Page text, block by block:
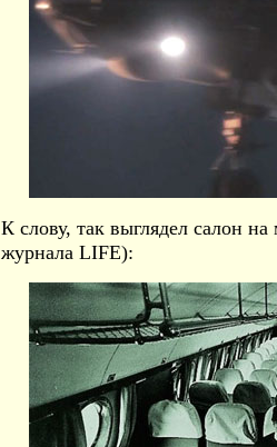
К слову, так выглядел салон
журнала LIFE):